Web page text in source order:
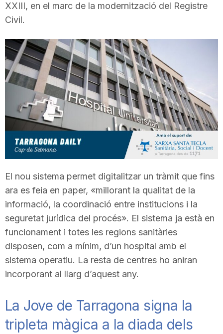
d
e
T
a
r
r
a
o
n
XXIII, en el marc de la modernització del Registre
Civil.
El nou sistema permet digitalitzar un tràmit que fins
ara es feia en paper, «millorant la qualitat de la
informació, la coordinació entre institucions i la
seguretat jurídica del procés». El sistema ja està en
funcionament i totes les regions sanitàries
disposen, com a mínim, d’un hospital amb el
sistema operatiu. La resta de centres ho aniran
incorporant al llarg d’aquest any.
La Jove de Tarragona signa la
tripleta màgica a la diada dels